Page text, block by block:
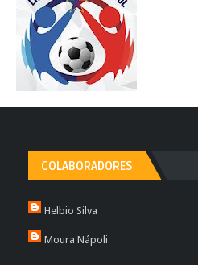
COLABORADORES
Helbio Silva
Moura Nápoli